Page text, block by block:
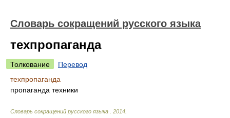
Словарь сокращений русского языка
техпропаганда
Толкование
Перевод
техпропаганда
пропаганда техники
Словарь сокращений русского языка 2014